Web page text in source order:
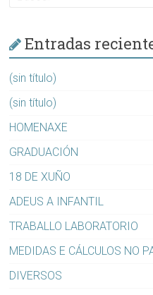
Entradas
(sin título)
(sin título)
HOMENAXE
GRADUACIÓN
18 DE XUÑO
ADEUS A INFANTIL
TRABALLO LABORATORIO
MEDIDAS E CÁLCULOS NO
DIVERSOS